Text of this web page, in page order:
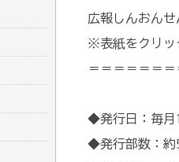
広報しんおんせ
※表紙をクリッ
＝＝＝＝＝＝
◆発行日：毎月
◆発行部数：約